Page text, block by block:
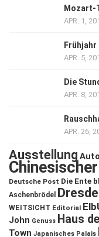
Mozart-
APR. 1,
APR. 5,
Die
APR. 8,
APR. 26,
Ausstellung
Deutsche Post Die Ente
Aschenbrödel
WEITSICHT Editorial
John Genuss Haus
Town Japanisches Palais